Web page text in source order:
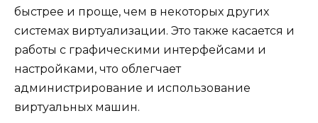
быстрее и проще, чем в некоторых других
системах виртуализации. Это также касается и
работы с графическими интерфейсами и
настройками, что облегчает
администрирование и использование
виртуальных машин.